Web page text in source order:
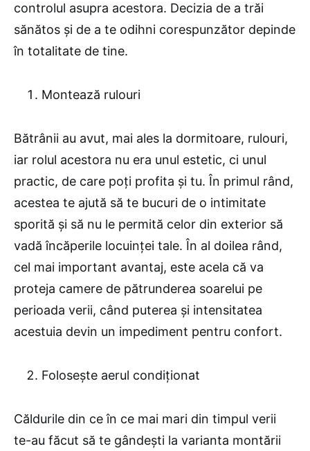
controlul asupra acestora. Decizia de a trăi
sănătos și de a te odihni corespunzător depinde
în totalitate de tine.
Montează rulouri
Bătrânii au avut, mai ales la dormitoare, rulouri,
iar rolul acestora nu era unul estetic, ci unul
practic, de care poți profita și tu. În primul rând,
acestea te ajută să te bucuri de o intimitate
sporită și să nu le permită celor din exterior să
vadă încăperile locuinței tale. În al doilea rând,
cel mai important avantaj, este acela că va
proteja camere de pătrunderea soarelui pe
perioada verii, când puterea și intensitatea
acestuia devin un impediment pentru confort.
Folosește aerul condiționat
Căldurile din ce în ce mai mari din timpul verii
te-au făcut să te gândești la varianta montării